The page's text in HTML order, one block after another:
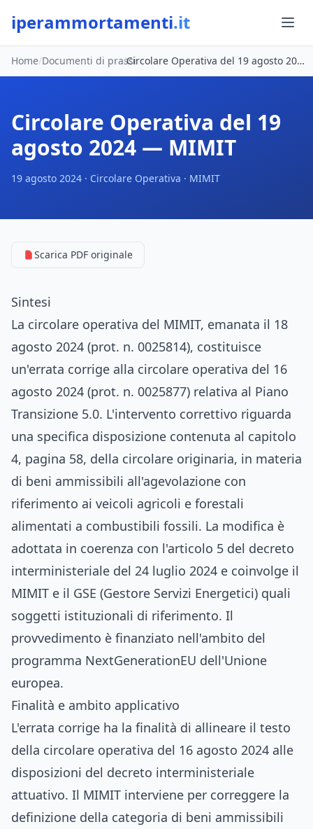
iperammortamenti.it
Home/Documenti di prassi
/ Circolare Operativa del 19 agosto 2024 — MIMIT
Circolare Operativa del 19
agosto 2024 — MIMIT
19 agosto 2024 · Circolare Operativa · MIMIT
Scarica PDF originale
Sintesi
La circolare operativa del MIMIT, emanata il 18
agosto 2024 (prot. n. 0025814), costituisce
un'errata corrige alla circolare operativa del 16
agosto 2024 (prot. n. 0025877) relativa al Piano
Transizione 5.0. L'intervento correttivo riguarda
una specifica disposizione contenuta al capitolo
4, pagina 58, della circolare originaria, in materia
di beni ammissibili all'agevolazione con
riferimento ai veicoli agricoli e forestali
alimentati a combustibili fossili. La modifica è
adottata in coerenza con l'articolo 5 del decreto
interministeriale del 24 luglio 2024 e coinvolge il
MIMIT e il GSE (Gestore Servizi Energetici) quali
soggetti istituzionali di riferimento. Il
provvedimento è finanziato nell'ambito del
programma NextGenerationEU dell'Unione
europea.
Finalità e ambito applicativo
L'errata corrige ha la finalità di allineare il testo
della circolare operativa del 16 agosto 2024 alle
disposizioni del decreto interministeriale
attuativo. Il MIMIT interviene per correggere la
definizione della categoria di beni ammissibili